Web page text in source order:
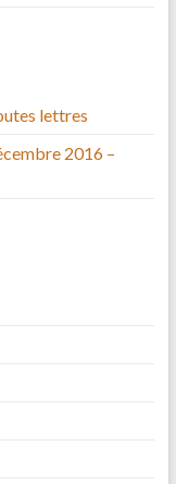
lettres
2016 –